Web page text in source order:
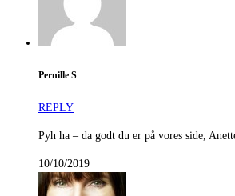
Pernille S
REPLY
Pyh ha – da godt du er på vores side,
10/10/2019